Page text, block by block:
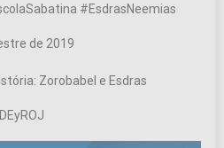
#EsdrasNeemias
de 2019
Zorobabel e Esdras